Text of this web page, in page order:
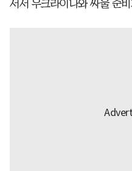
서서 우크라이나와 싸울 준